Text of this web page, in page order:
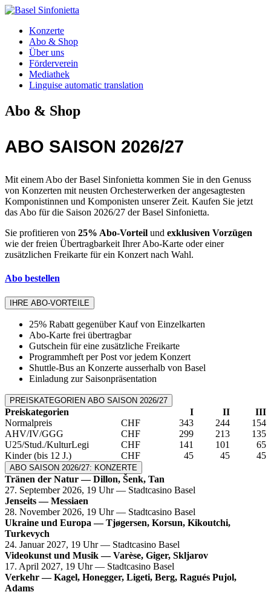
Konzerte
Abo & Shop
Über uns
Förderverein
Mediathek
Linguise automatic translation
Abo & Shop
ABO SAISON 2026/27
Mit einem Abo der Basel Sinfonietta kommen Sie in den Genuss
von Konzerten mit neusten Orchesterwerken der angesagtesten
Komponistinnen und Komponisten unserer Zeit. Kaufen Sie jetzt
das Abo für die Saison 2026/27 der Basel Sinfonietta.
Sie profitieren von 25% Abo-Vorteil und exklusiven Vorzügen
wie der freien Übertragbarkeit Ihrer Abo-Karte oder einer
zusätzlichen Freikarte für ein Konzert nach Wahl.
Abo bestellen
IHRE ABO-VORTEILE
25% Rabatt gegenüber Kauf von Einzelkarten
Abo-Karte frei übertragbar
Gutschein für eine zusätzliche Freikarte
Programmheft per Post vor jedem Konzert
Shuttle-Bus an Konzerte ausserhalb von Basel
Einladung zur Saisonpräsentation
PREISKATEGORIEN ABO SAISON 2026/27
Preiskategorien I II
III
Normalpreis
CHF 343 244
154
AHV/IV/GGG
CHF 299 213
135
U25/Stud./KulturLegi
CHF 141 101
65
Kinder (bis 12 J.)
CHF 45 45 45
ABO SAISON 2026/27: KONZERTE
Tränen der Natur — Dillon, Šenk, Tan
27. September 2026, 19 Uhr — Stadtcasino Basel
Jenseits — Messiaen
28. November 2026, 19 Uhr — Stadtcasino Basel
Ukraine und Europa — Tjøgersen, Korsun, Kikoutchi,
Turkevych
24. Januar 2027, 19 Uhr — Stadtcasino Basel
Videokunst und Musik — Varèse, Giger, Skljarov
17. April 2027, 19 Uhr — Stadtcasino Basel
Verkehr — Kagel, Honegger, Ligeti, Berg, Ragués Pujol,
Adams